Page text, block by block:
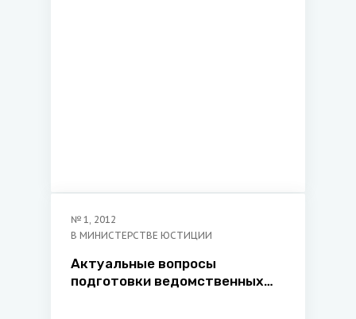
№ 1, 2012
В МИНИСТЕРСТВЕ ЮСТИЦИИ
Актуальные вопросы
подготовки ведомственных